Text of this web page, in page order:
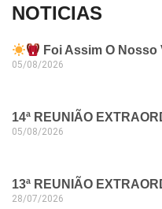
NOTICIAS
Foi Assim O Nosso
05/08/2026
14ª REUNIÃO
05/08/2026
13ª REUNIÃO
28/07/2026